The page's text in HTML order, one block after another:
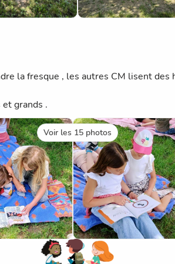
la fresque , les autres CM lisent des
grands .
Voir les 15 photos